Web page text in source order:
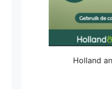
Holland